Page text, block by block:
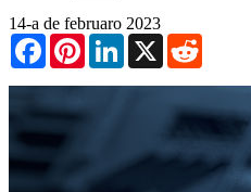
14-a de februaro 2023
FacebookPinterestLinkedIn
X